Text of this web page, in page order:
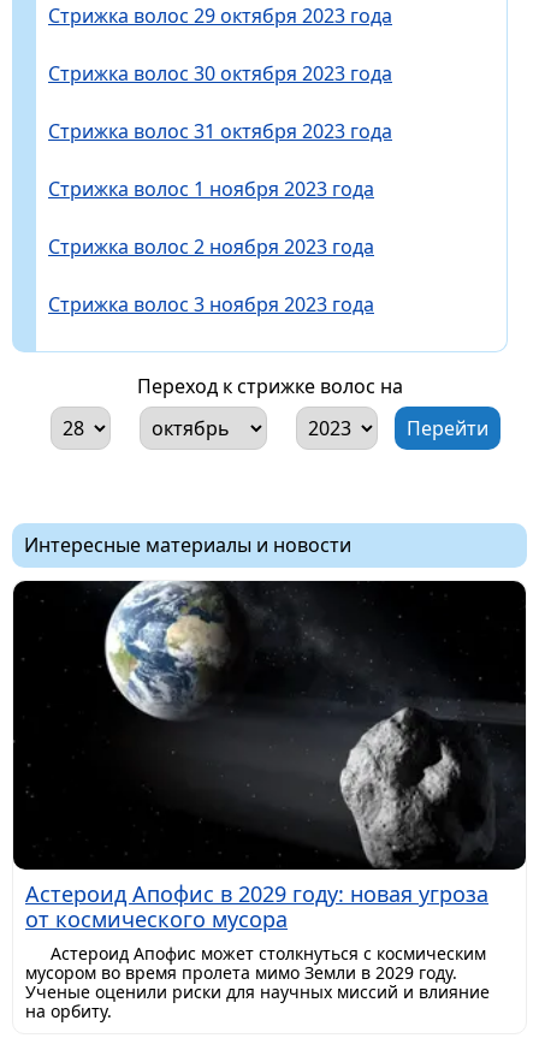
Стрижка волос 29 октября 2023 года
Стрижка волос 30 октября 2023 года
Стрижка волос 31 октября 2023 года
Стрижка волос 1 ноября 2023 года
Стрижка волос 2 ноября 2023 года
Стрижка волос 3 ноября 2023 года
Переход к стрижке волос на
Интересные материалы и новости
Астероид Апофис в 2029 году: новая угроза
от космического мусора
Астероид Апофис может столкнуться с космическим
мусором во время пролета мимо Земли в 2029 году.
Ученые оценили риски для научных миссий и влияние
на орбиту.